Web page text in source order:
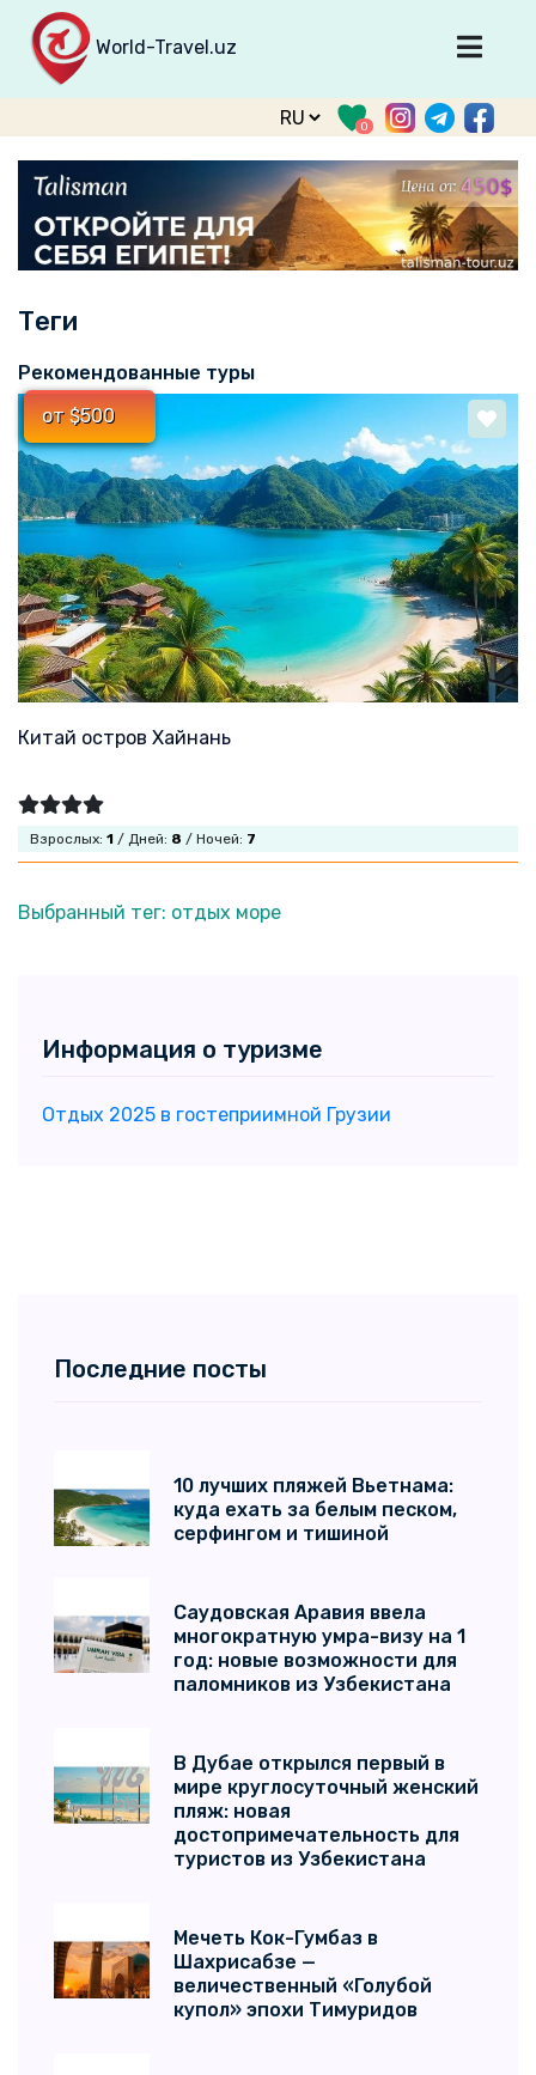
World-Travel.uz
Главная
Направления
Туры
Тур. фирмы
Войти
Зарегистрироваться
support@world-travel.uz
0
Теги
Рекомендованные туры
от $500
Китай остров Хайнань
Взрослых: 1 / Дней: 8 / Ночей: 7
Выбранный тег: отдых море
Информация о туризме
Отдых 2025 в гостеприимной Грузии
Последние посты
10 лучших пляжей Вьетнама:
куда ехать за белым песком,
серфингом и тишиной
Саудовская Аравия ввела
многократную умра-визу на 1
год: новые возможности для
паломников из Узбекистана
В Дубае открылся первый в
мире круглосуточный женский
пляж: новая
достопримечательность для
туристов из Узбекистана
Мечеть Кок-Гумбаз в
Шахрисабзе —
величественный «Голубой
купол» эпохи Тимуридов